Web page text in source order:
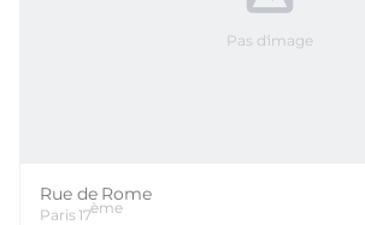
Pas d'image
Rue de Rome
Paris17ème